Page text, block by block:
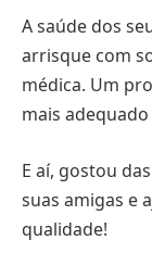
A saúde dos
arrisque com
médica. Um
mais
E aí, gostou
suas amigas e
qualidade!